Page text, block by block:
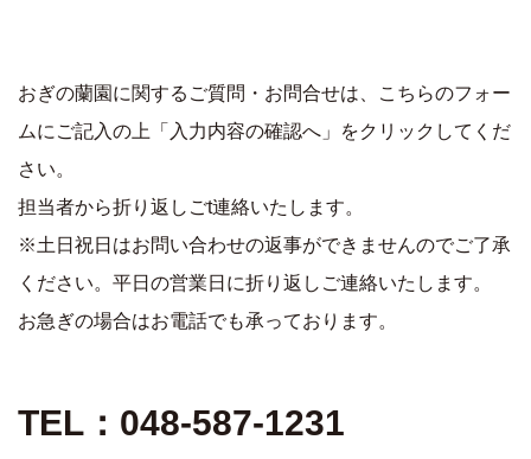
おぎの蘭園に関するご質問・お問合せは、こちらのフォー
ムにご記入の上「入力内容の確認へ」をクリックしてくだ
さい。
担当者から折り返しごt連絡いたします。
※土日祝日はお問い合わせの返事ができませんのでご了承
ください。平日の営業日に折り返しご連絡いたします。
お急ぎの場合はお電話でも承っております。
TEL：048-587-1231